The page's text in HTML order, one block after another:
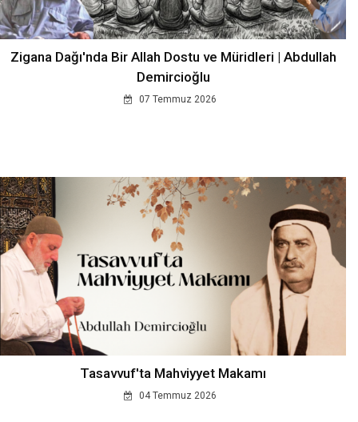
Zigana Dağı'nda Bir Allah Dostu ve Müridleri | Abdullah
Demircioğlu
07 Temmuz 2026
Tasavvuf'ta Mahviyyet Makamı
04 Temmuz 2026